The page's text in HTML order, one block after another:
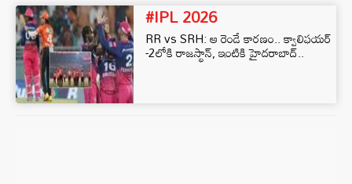
#IPL 2026
RR vs SRH: ఆ రెండే కారణం.. క్వాలిఫయర్‌
-2లోకి రాజస్థాన్‌, ఇంటికి హైదరాబాద్‌..